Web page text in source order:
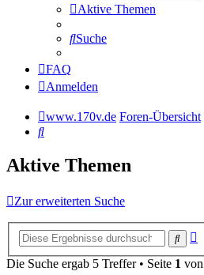
Aktive Themen
Suche
FAQ
Anmelden
www.170v.de Foren-Übersicht
Suche
Aktive Themen
Zur erweiterten Suche
Suche
Die Suche ergab 5 Treffer • Seite 1 von